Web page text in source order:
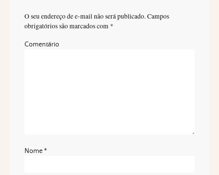
O seu endereço de e-mail não será publicado.Campos
obrigatórios são marcados com *
Comentário
Nome *